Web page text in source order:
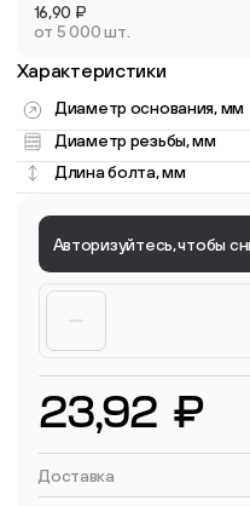
16,90 ₽
от 5 000 шт.
Характеристики
Диаметр основания, мм
Диаметр резьбы, мм
Длина болта, мм
Авторизуйтесь, чтобы
23,92 ₽
Доставка